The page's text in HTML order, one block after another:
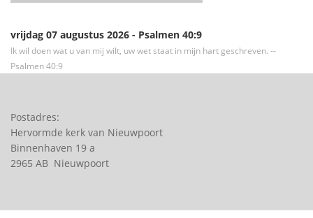
vrijdag 07 augustus 2026 - Psalmen 40:9
Ik wil doen wat u van mij wilt, uw wet staat in mijn hart geschreven. --
Psalmen 40:9
Postadres:
Hervormde kerk van Nieuwpoort
Binnenhaven 19 a
2965 AB Nieuwpoort